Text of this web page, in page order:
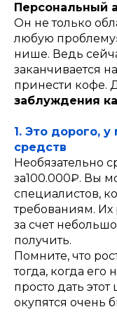
Персональный
Он не только
любую
нише. Ведь
заканчивается
принести кофе.
заблуждения
1. Это дорого,
средств
Необязательно
за100.000₽. Вы
специалистов,
требованиям. Их
за счет
получить.
Помните, что
тогда, когда его
просто дать
окупятся очень